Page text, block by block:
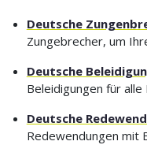
Deutsche
Zungebrecher, um
Deutsche
Beleidigungen für alle
Deutsche
Redewendungen mit